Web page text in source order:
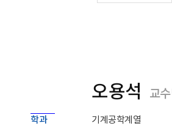
오용석 교
학과 기계공학계열